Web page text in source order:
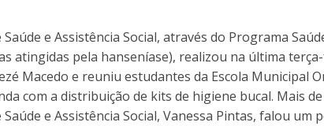
e Assistência Social, através do Programa
atingidas pela hanseníase), realizou na última
Macedo e reuniu estudantes da Escola Municipal
com a distribuição de kits de higiene bucal. Mais
e Assistência Social, Vanessa Pintas, falou